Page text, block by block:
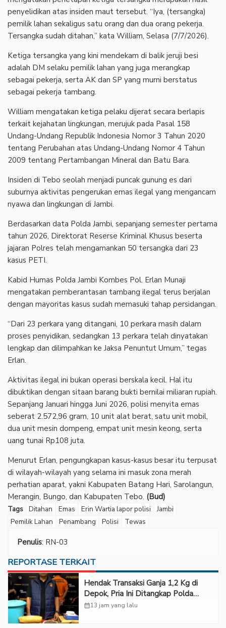
penyelidikan atas insiden maut tersebut. “Iya, (tersangka)
pemilik lahan sekaligus satu orang dan dua orang pekerja.
Tersangka sudah ditahan,” kata William, Selasa (7/7/2026).
Ketiga tersangka yang kini mendekam di balik jeruji besi
adalah DM selaku pemilik lahan yang juga merangkap
sebagai pekerja, serta AK dan SP yang murni berstatus
sebagai pekerja tambang.
William mengatakan ketiga pelaku dijerat secara berlapis
terkait kejahatan lingkungan, merujuk pada Pasal 158
Undang-Undang Republik Indonesia Nomor 3 Tahun 2020
tentang Perubahan atas Undang-Undang Nomor 4 Tahun
2009 tentang Pertambangan Mineral dan Batu Bara.
Insiden di Tebo seolah menjadi puncak gunung es dari
suburnya aktivitas pengerukan emas ilegal yang mengancam
nyawa dan lingkungan di Jambi.
Berdasarkan data Polda Jambi, sepanjang semester pertama
tahun 2026, Direktorat Reserse Kriminal Khusus beserta
jajaran Polres telah mengamankan 50 tersangka dari 23
kasus PETI.
Kabid Humas Polda Jambi Kombes Pol. Erlan Munaji
mengatakan pemberantasan tambang ilegal terus berjalan
dengan mayoritas kasus sudah memasuki tahap persidangan.
“Dari 23 perkara yang ditangani, 10 perkara masih dalam
proses penyidikan, sedangkan 13 perkara telah dinyatakan
lengkap dan dilimpahkan ke Jaksa Penuntut Umum,” tegas
Erlan.
Aktivitas ilegal ini bukan operasi berskala kecil. Hal itu
dibuktikan dengan sitaan barang bukti bernilai miliaran rupiah.
Sepanjang Januari hingga Juni 2026, polisi menyita emas
seberat 2.572,96 gram, 10 unit alat berat, satu unit mobil,
dua unit mesin dompeng, empat unit mesin keong, serta
uang tunai Rp108 juta.
Menurut Erlan, pengungkapan kasus-kasus besar itu terpusat
di wilayah-wilayah yang selama ini masuk zona merah
perhatian aparat, yakni Kabupaten Batang Hari, Sarolangun,
Merangin, Bungo, dan Kabupaten Tebo. (Bud)
Tags Ditahan Emas Erin Wartia lapor polisi
Jambi
Pemilik Lahan
Penambang Polisi Tewas
Penulis: RN-03
REPORTASE TERKAIT
Hendak Transaksi Ganja 1,2 Kg di
Depok, Pria Ini Ditangkap Polda
Metro Jaya
calendar_month13 jam yang lalu